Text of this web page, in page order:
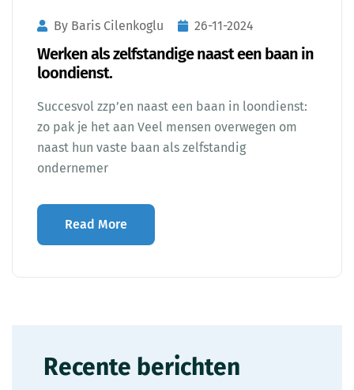
By Baris Cilenkoglu 26-11-2024
Werken als zelfstandige naast een baan in
loondienst.
Succesvol zzp’en naast een baan in loondienst:
zo pak je het aan Veel mensen overwegen om
naast hun vaste baan als zelfstandig
ondernemer
Read More
Recente berichten